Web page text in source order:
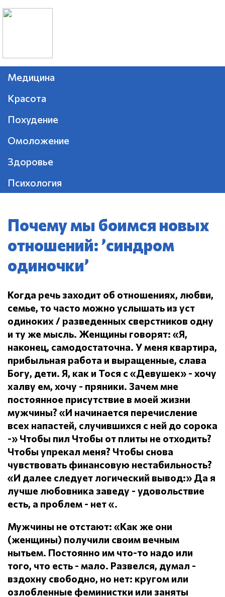
Медицина
Красота
Похудение
Омоложение
Здоровье
Психология
Почему мы боимся новых
отношений: ’синдром
одиночки’
Когда речь заходит об отношениях, любви,
семье, то часто можно услышать из уст
одиноких / разведенных сверстников одну
и ту же мысль. Женщины говорят: «Я,
наконец, самодостаточна. У меня квартира,
прибыльная работа и выращенные, слава
Богу, дети. Я, как и Тося с «Девушек» - хочу
халву ем, хочу - пряники. Зачем мне
постоянное присутствие в моей жизни
мужчины? «И начинается перечисление
всех напастей, случившихся с ней до сорока
-» Чтобы пил Чтобы от плиты не отходить?
Чтобы упрекал меня? Чтобы снова
чувствовать финансовую нестабильность?
«И далее следует логический вывод:» Да я
лучше любовника заведу - удовольствие
есть, а проблем - нет «.
Мужчины не отстают: «Как же они
(женщины) получили своим вечным
нытьем. Постоянно им что-то надо или
того, что есть - мало. Развелся, думал -
вздохну свободно, но нет: кругом или
озлобленные феминистки или заняты